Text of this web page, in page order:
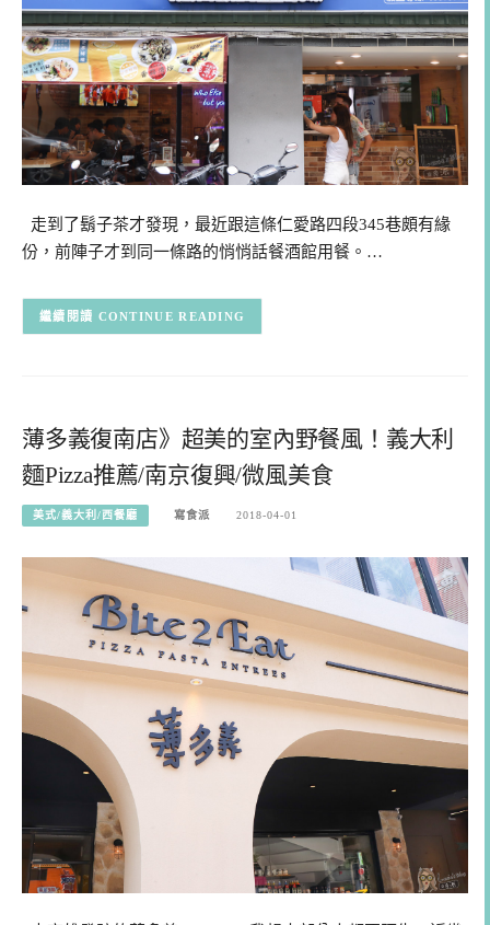
走到了鬍子茶才發現，最近跟這條仁愛路四段345巷頗有緣
份，前陣子才到同一條路的悄悄話餐酒館用餐。…
CONTINUE READING
薄多義復南店》超美的室內野餐風！義大利
麵Pizza推薦/南京復興/微風美食
美式/義大利/西餐廳 寫食派 2018-04-01